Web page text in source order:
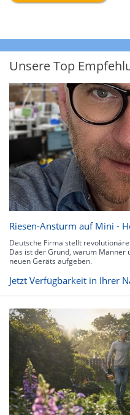
Unsere Top
Riesen-Ansturm auf Mini -
Deutsche Firma stellt
Das ist der Grund, warum Männer
neuen Geräts aufgeben.
Jetzt Verfügbarkeit in Ihrer